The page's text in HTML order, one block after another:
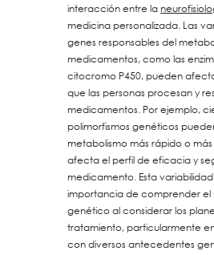
interacción entre la
medicina personalizada. Las
genes responsables del
medicamentos, como las
citocromo P450, pueden
que las personas procesan y
medicamentos. Por ejemplo,
polimorfismos genéticos
metabolismo más rápido o
afecta el perfil de eficacia y
medicamento. Esta
importancia de comprender
genético al considerar los
tratamiento, particularmente
con diversos antecedentes